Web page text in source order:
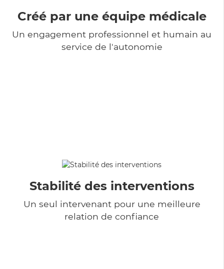
Créé par une équipe médicale
Un engagement professionnel et humain au
service de l'autonomie
Stabilité des interventions
Un seul intervenant pour une meilleure
relation de confiance